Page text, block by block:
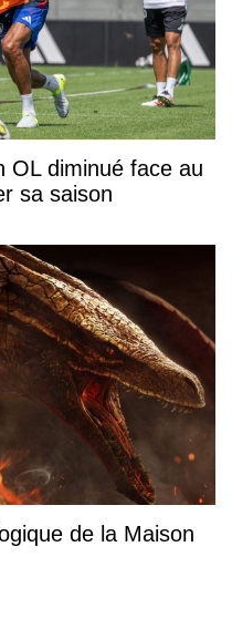
OL diminué face au
sa saison
de la Maison